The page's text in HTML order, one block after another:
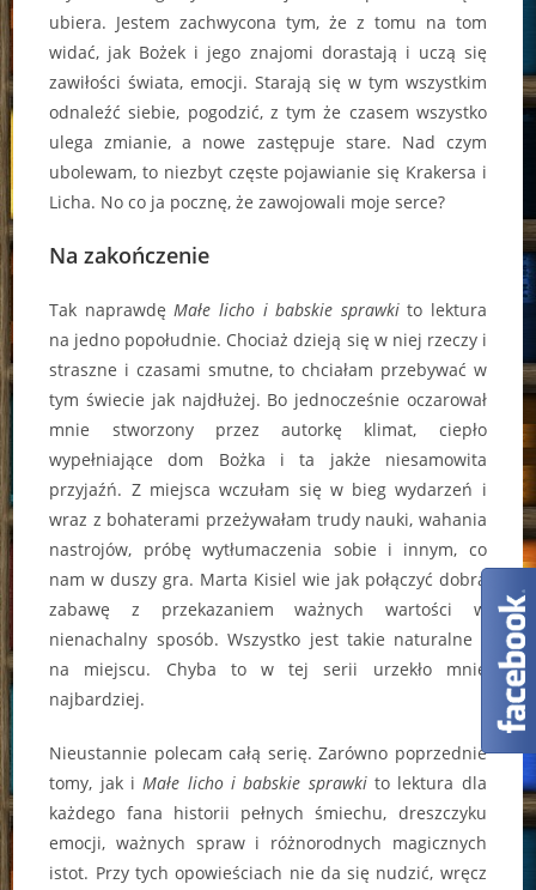
ubiera. Jestem zachwycona tym, że z tomu na tom
widać, jak Bożek i jego znajomi dorastają i uczą się
zawiłości świata, emocji. Starają się w tym wszystkim
odnaleźć siebie, pogodzić, z tym że czasem wszystko
ulega zmianie, a nowe zastępuje stare. Nad czym
ubolewam, to niezbyt częste pojawianie się Krakersa i
Licha. No co ja pocznę, że zawojowali moje serce?
Na zakończenie
Tak naprawdęMałe licho i babskie sprawkito lektura
na jedno popołudnie. Chociaż dzieją się w niej rzeczy i
straszne i czasami smutne, to chciałam przebywać w
tym świecie jak najdłużej. Bo jednocześnie oczarował
mnie stworzony przez autorkę klimat, ciepło
wypełniające dom Bożka i ta jakże niesamowita
przyjaźń. Z miejsca wczułam się w bieg wydarzeń i
wraz z bohaterami przeżywałam trudy nauki, wahania
nastrojów, próbę wytłumaczenia sobie i innym, co
nam w duszy gra. Marta Kisiel wie jak połączyć dobrą
zabawę z przekazaniem ważnych wartości w
nienachalny sposób. Wszystko jest takie naturalne i
na miejscu. Chyba to w tej serii urzekło mnie
najbardziej.
Nieustannie polecam całą serię. Zarówno poprzednie
tomy, jak iMałe licho i babskie sprawkito lektura dla
każdego fana historii pełnych śmiechu, dreszczyku
emocji, ważnych spraw i różnorodnych magicznych
istot. Przy tych opowieściach nie da się nudzić, wręcz